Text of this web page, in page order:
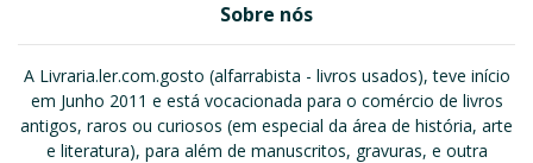
Sobre nós
A Livraria.ler.com.gosto (alfarrabista - livros usados), teve início
em Junho 2011 e está vocacionada para o comércio de livros
antigos, raros ou curiosos (em especial da área de história, arte
e literatura), para além de manuscritos, gravuras, e outra